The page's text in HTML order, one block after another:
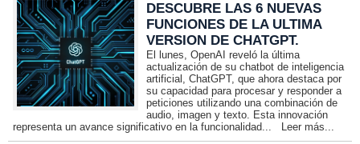
DESCUBRE LAS 6 NUEVAS
FUNCIONES DE LA ULTIMA
VERSION DE CHATGPT.
El lunes, OpenAI reveló la última
actualización de su chatbot de inteligencia
artificial, ChatGPT, que ahora destaca por
su capacidad para procesar y responder a
peticiones utilizando una combinación de
audio, imagen y texto. Esta innovación
representa un avance significativo en la funcionalidad...
Leer más...